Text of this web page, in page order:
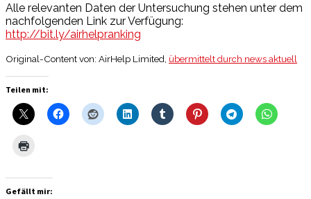
Alle relevanten Daten der Untersuchung stehen unter dem
nachfolgenden Link zur Verfügung:
http://bit.ly/airhelpranking
Original-Content von: AirHelp Limited, übermittelt durch news aktuell
Teilen mit:
Gefällt mir: